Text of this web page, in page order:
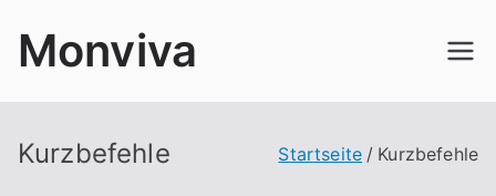
InhaltMonviva
Kurzbefehle Startseite Kurzbefehle